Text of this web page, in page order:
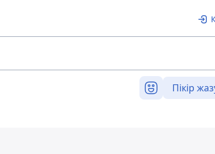
Пікір